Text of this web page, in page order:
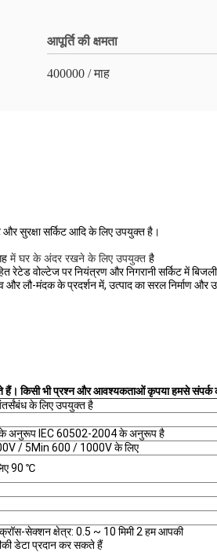
आपूर्ति की क्षमता
400000 / माह
सुरक्षा सर्किट आदि के लिए उपयुक्त है।
में घर के अंदर रखने के लिए उपयुक्त है
वोल्टेज पर नियंत्रण और निगरानी सर्किट में
और लौ-मंदक के प्रदर्शन में, उत्पाद का सरल
किसी भी प्रश्न और आवश्यकताओं कृपया हमसे संपर्क
के लिए उपयुक्त है
अनुरूप IEC 60502-2004 के अनुरूप है
/ 5Min 600 / 1000V के लिए
90 ℃
क्रॉस-सेक्शन क्षेत्र: 0.5 ~ 10 मिमी 2 हम आपकी
डेटा प्रदान कर सकते हैं